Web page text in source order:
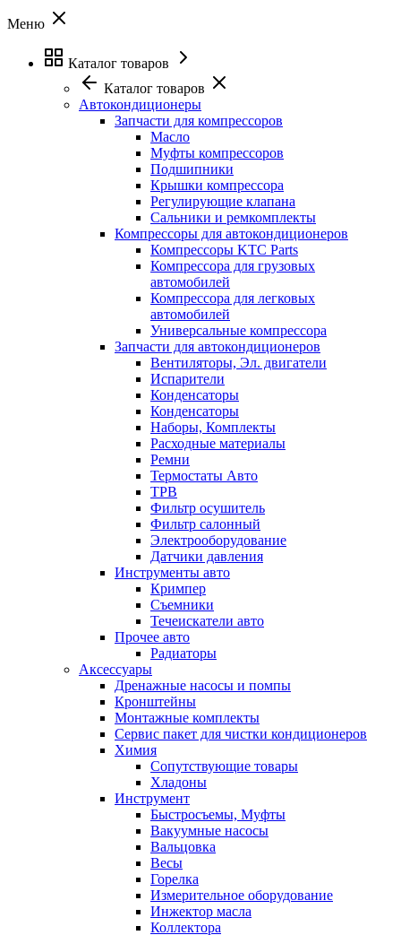
Меню
Каталог товаров
Каталог товаров
Автокондиционеры
Запчасти для компрессоров
Масло
Муфты компрессоров
Подшипники
Крышки компрессора
Регулирующие клапана
Сальники и ремкомплекты
Компрессоры для автокондиционеров
Компрессоры KTC Parts
Компрессора для грузовых
автомобилей
Компрессора для легковых
автомобилей
Универсальные компрессора
Запчасти для автокондиционеров
Вентиляторы, Эл. двигатели
Испарители
Конденсаторы
Конденсаторы
Наборы, Комплекты
Расходные материалы
Ремни
Термостаты Авто
ТРВ
Фильтр осушитель
Фильтр салонный
Электрооборудование
Датчики давления
Инструменты авто
Кримпер
Съемники
Течеискатели авто
Прочее авто
Радиаторы
Аксессуары
Дренажные насосы и помпы
Кронштейны
Монтажные комплекты
Сервис пакет для чистки кондиционеров
Химия
Сопутствующие товары
Хладоны
Инструмент
Быстросъемы, Муфты
Вакуумные насосы
Вальцовка
Весы
Горелка
Измерительное оборудование
Инжектор масла
Коллектора